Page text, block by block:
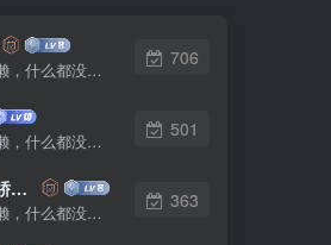
这家伙很懒，什么都没有写...
706
这家伙很懒，什么都没有写...
501
我996我骄傲了么
这家伙很懒，什么都没有写...
363